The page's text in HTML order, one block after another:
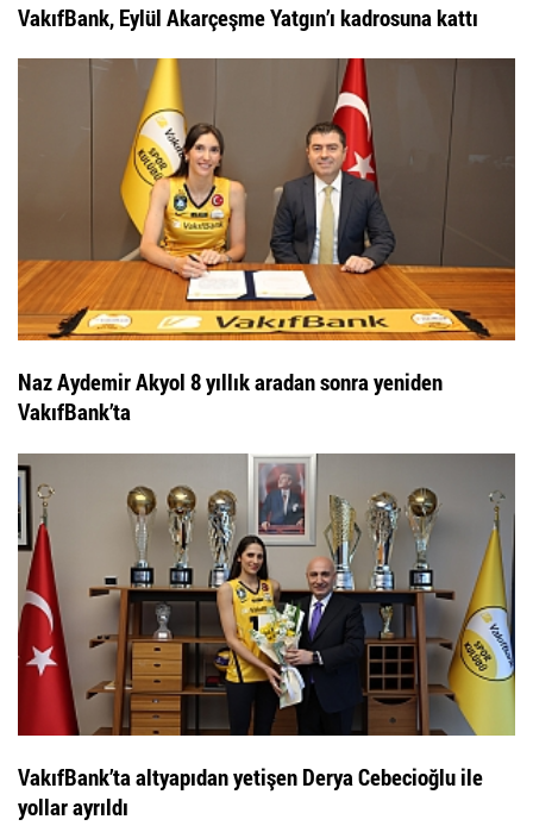
VakıfBank, Eylül Akarçeşme Yatgın’ı kadrosuna kattı
Naz Aydemir Akyol 8 yıllık aradan sonra yeniden
VakıfBank’ta
VakıfBank’ta altyapıdan yetişen Derya Cebecioğlu ile
yollar ayrıldı